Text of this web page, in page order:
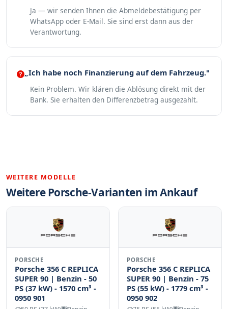
Ja — wir senden Ihnen die Abmeldebestätigung per
WhatsApp oder E-Mail. Sie sind erst dann aus der
Verantwortung.
„Ich habe noch Finanzierung auf dem Fahrzeug."
Kein Problem. Wir klären die Ablösung direkt mit der
Bank. Sie erhalten den Differenzbetrag ausgezahlt.
WEITERE MODELLE
Weitere Porsche-Varianten im Ankauf
PORSCHE
Porsche 356 C REPLICA
SUPER 90 | Benzin - 50
PS (37 kW) - 1570 cm³ -
0950 901
PORSCHE
Porsche 356 C REPLICA
SUPER 90 | Benzin - 75
PS (55 kW) - 1779 cm³ -
0950 902